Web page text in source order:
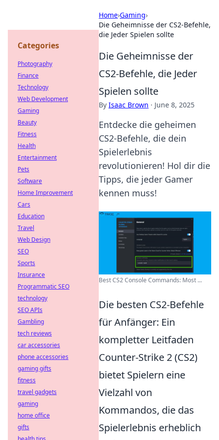
Home›Gaming›
Die Geheimnisse der CS2-Befehle,
die Jeder Spielen sollte
Die Geheimnisse der
CS2-Befehle, die Jeder
Spielen sollte
By Isaac Brown · June 8, 2025
Entdecke die geheimen
CS2-Befehle, die dein
Spielerlebnis
revolutionieren! Hol dir die
Tipps, die jeder Gamer
kennen muss!
Best CS2 Console Commands: Most ...
Die besten CS2-Befehle
für Anfänger: Ein
kompletter Leitfaden
Counter-Strike 2 (CS2)
bietet Spielern eine
Vielzahl von
Kommandos, die das
Spielerlebnis erheblich
Categories
Photography
Finance
Technology
Web Development
Gaming
Beauty
Fitness
Health
Entertainment
Pets
Software
Home Improvement
Cars
Education
Travel
Web Design
SEO
Sports
Insurance
Programmatic SEO
technology
SEO APIs
Gambling
tech reviews
car accessories
phone accessories
gaming gifts
fitness
travel gadgets
gaming
home office
gifts